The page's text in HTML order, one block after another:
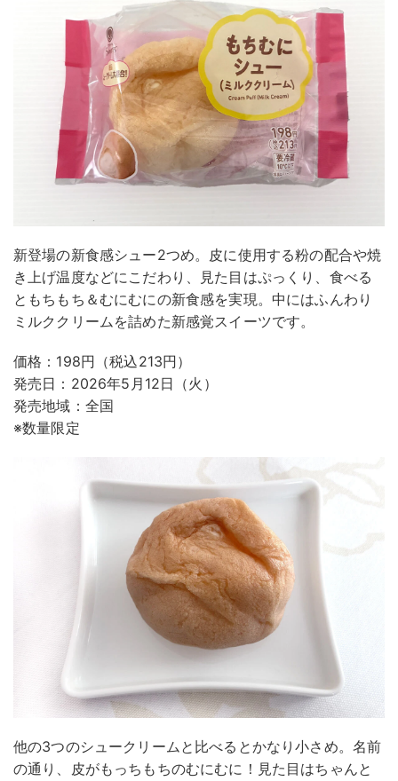
新登場の新食感シュー2つめ。皮に使用する粉の配合や焼
き上げ温度などにこだわり、見た目はぷっくり、食べる
ともちもち＆むにむにの新食感を実現。中にはふんわり
ミルククリームを詰めた新感覚スイーツです。
価格：198円（税込213円）
発売日：2026年5月12日（火）
発売地域：全国
※数量限定
他の3つのシュークリームと比べるとかなり小さめ。名前
の通り、皮がもっちもちのむにむに！見た目はちゃんと